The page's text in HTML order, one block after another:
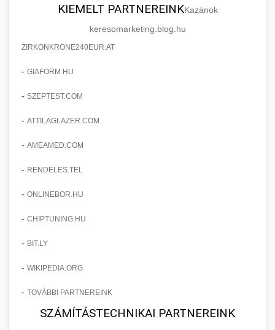
KIEMELT PARTNEREINKKazánok
keresomarketing.blog.hu
ZIRKONKRONE240EUR.AT
- GIAFORM.HU
- SZEPTEST.COM
- ATTILAGLAZER.COM
- AMEAMED.COM
- RENDELES.TEL
- ONLINEBOR.HU
- CHIPTUNING.HU
- BIT.LY
- WIKIPEDIA.ORG
- TOVÁBBI PARTNEREINK
SZÁMÍTÁSTECHNIKAI PARTNEREINK